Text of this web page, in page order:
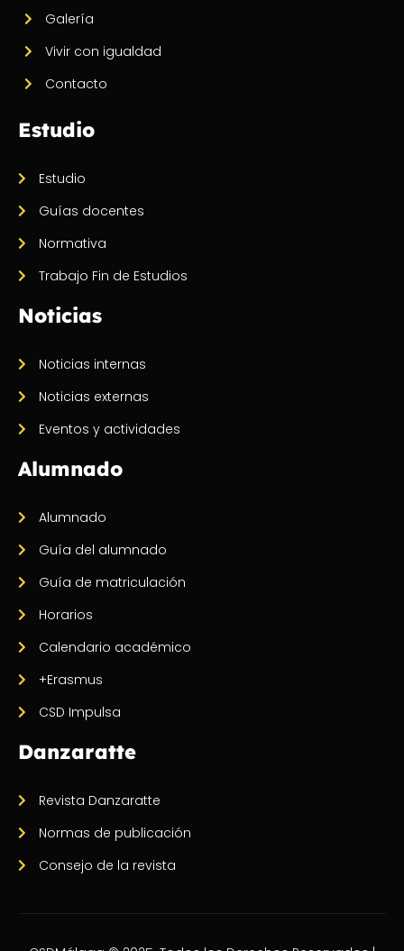
Galería
Vivir con igualdad
Contacto
Estudio
Estudio
Guías docentes
Normativa
Trabajo Fin de Estudios
Noticias
Noticias internas
Noticias externas
Eventos y actividades
Alumnado
Alumnado
Guía del alumnado
Guía de matriculación
Horarios
Calendario académico
+Erasmus
CSD Impulsa
Danzaratte
Revista Danzaratte
Normas de publicación
Consejo de la revista